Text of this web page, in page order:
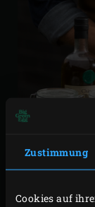
Zustimmung
Cookies auf